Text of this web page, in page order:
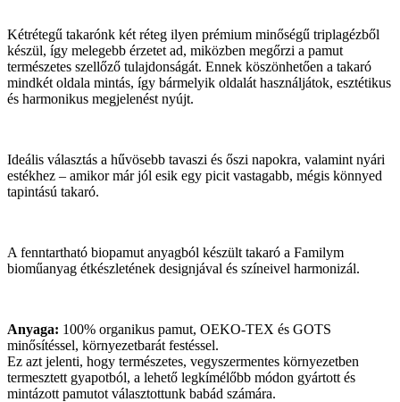
Kétrétegű takarónk két réteg ilyen prémium minőségű triplagézből
készül, így melegebb érzetet ad, miközben megőrzi a pamut
természetes szellőző tulajdonságát. Ennek köszönhetően a takaró
mindkét oldala mintás, így bármelyik oldalát használjátok, esztétikus
és harmonikus megjelenést nyújt.
Ideális választás a hűvösebb tavaszi és őszi napokra, valamint nyári
estékhez – amikor már jól esik egy picit vastagabb, mégis könnyed
tapintású takaró.
A fenntartható biopamut anyagból készült takaró a Familym
bioműanyag étkészletének designjával és színeivel harmonizál.
Anyaga: 100% organikus pamut, OEKO-TEX és GOTS
minősítéssel, környezetbarát festéssel.
Ez azt jelenti, hogy természetes, vegyszermentes környezetben
termesztett gyapotból, a lehető legkímélőbb módon gyártott és
mintázott pamutot választottunk babád számára.